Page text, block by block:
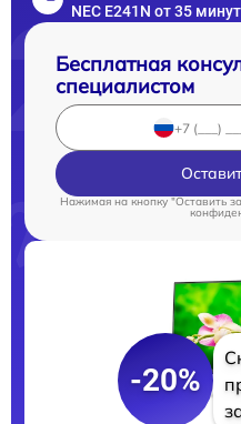
NEC E241N от 35 минут
Бесплатная
специалистом
Нажимая на кнопку "Оставить
-20%